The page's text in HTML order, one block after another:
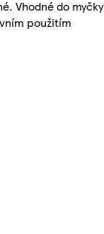
Vhodné do myčky
použitím